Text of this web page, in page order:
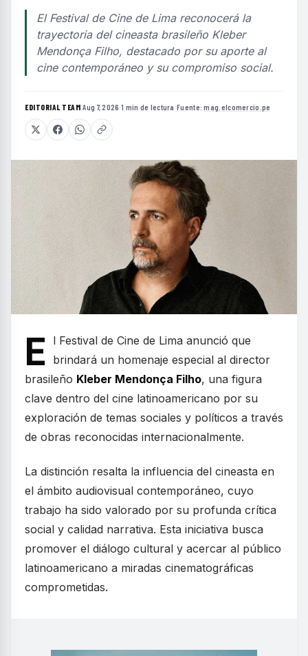
El Festival de Cine de Lima reconocerá la
trayectoria del cineasta brasileño Kleber
Mendonça Filho, destacado por su aporte al
cine contemporáneo y su compromiso social.
EDITORIAL TEAM·Aug 7, 2026 ·1 min de lectura ·Fuente:mag.elcomercio.pe
E
l Festival de Cine de Lima anunció que
brindará un homenaje especial al director
brasileño Kleber Mendonça Filho, una figura
clave dentro del cine latinoamericano por su
exploración de temas sociales y políticos a través
de obras reconocidas internacionalmente.
La distinción resalta la influencia del cineasta en
el ámbito audiovisual contemporáneo, cuyo
trabajo ha sido valorado por su profunda crítica
social y calidad narrativa. Esta iniciativa busca
promover el diálogo cultural y acercar al público
latinoamericano a miradas cinematográficas
comprometidas.